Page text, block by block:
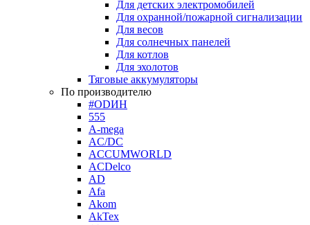
Для детских электромобилей
Для охранной/пожарной сигнализации
Для весов
Для солнечных панелей
Для котлов
Для эхолотов
Тяговые аккумуляторы
По производителю
#ODИН
555
A-mega
AC/DC
ACCUMWORLD
ACDelco
AD
Afa
Akom
AkTex